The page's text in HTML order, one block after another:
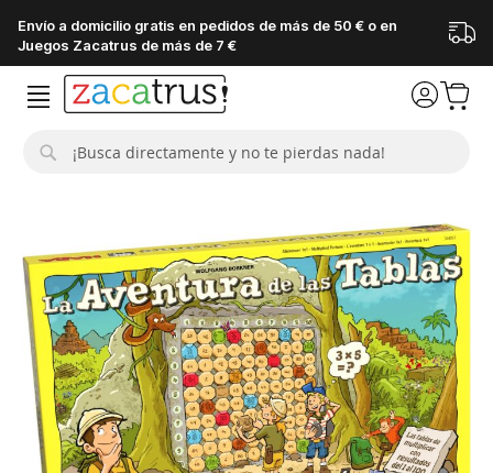
Envío a domicilio gratis en pedidos de más de 50 € o en
Juegos Zacatrus de más de 7 €
de
la
galería
de
imágenes